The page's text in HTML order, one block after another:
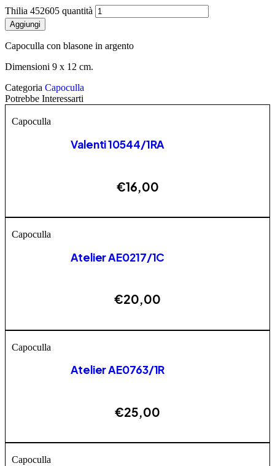
Thilia 452605 quantità
Aggiungi
Capoculla con blasone in argento
Dimensioni 9 x 12 cm.
Categoria Capoculla
Potrebbe Interessarti
Capoculla
Valenti 10544/1RA
€16,00
Capoculla
Atelier AE0217/1C
€20,00
Capoculla
Atelier AE0763/1R
€25,00
Capoculla